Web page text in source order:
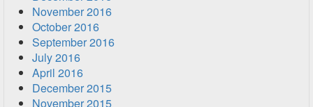
November 2016
October 2016
September 2016
July 2016
April 2016
December 2015
November 2015